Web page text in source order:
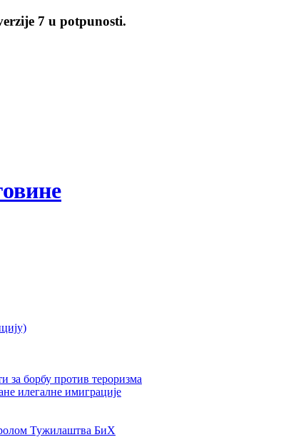
7 u potpunosti.
за борбу против тероризма
илегалне имиграције
Тужилаштва БиХ